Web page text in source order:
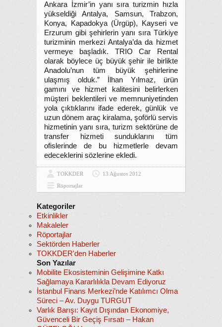
Ankara İzmir’in yanı sıra turizmin hızla
yükseldiği Antalya, Samsun, Trabzon,
Konya, Kapadokya (Ürgüp), Kayseri ve
Erzurum gibi şehirlerin yanı sıra Türkiye
turizminin merkezi Antalya’da da hizmet
vermeye başladık. TRIO Car Rental
olarak böylece üç büyük şehir ile birlikte
Anadolu’nun tüm büyük şehirlerine
ulaşmış olduk.” İlhan Yılmaz, ürün
gamını ve hizmet kalitesini belirlerken
müşteri beklentileri ve memnuniyetinden
yola çıktıklarını ifade ederek, günlük ve
uzun dönem araç kiralama, şoförlü servis
hizmetinin yanı sıra, turizm sektörüne de
transfer hizmeti sunduklarını tüm
ofislerinde de bu hizmetlerle devam
edeceklerini sözlerine ekledi.
TOKKDER
13 Ağustos 2012
Röportajlar
Kategoriler
Etkinlikler
Makaleler
Röportajlar
Sektörden Haberler
TOKKDER'den Haberler
Son Yazılar
Mobilite Ekosisteminin Gelişimine Katkı
Sağlamaya Kararlılıkla Devam Ediyoruz
İstanbul Finans Merkezi’nde Katılımcı Olma
Süreci – Av. Duygu TURGUT
Varlık Barışı: Kayıt Dışından Ekonomiye,
Güvenceli Bir Geçiş Fırsatı – Hakan